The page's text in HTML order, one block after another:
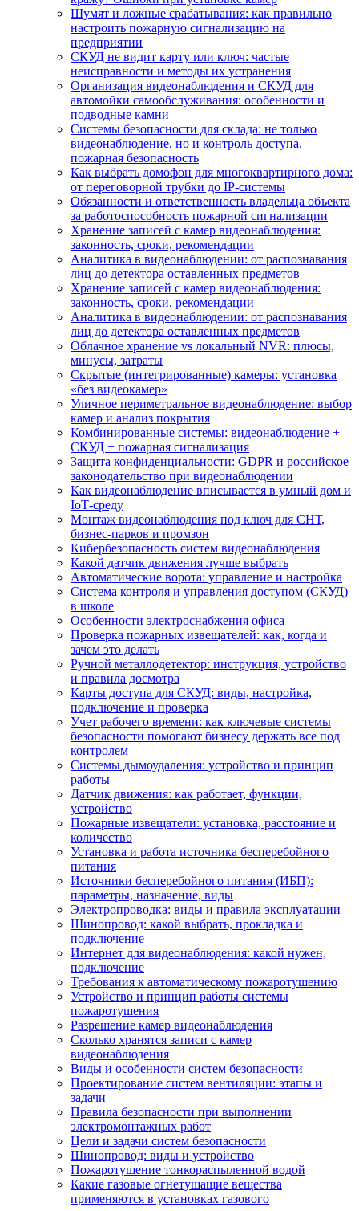
Шумят и ложные срабатывания: как правильно
настроить пожарную сигнализацию на
предприятии
СКУД не видит карту или ключ: частые
неисправности и методы их устранения
Организация видеонаблюдения и СКУД для
автомойки самообслуживания: особенности и
подводные камни
Системы безопасности для склада: не только
видеонаблюдение, но и контроль доступа,
пожарная безопасность
Как выбрать домофон для многоквартирного дома:
от переговорной трубки до IP-системы
Обязанности и ответственность владельца объекта
за работоспособность пожарной сигнализации
Хранение записей с камер видеонаблюдения:
законность, сроки, рекомендации
Аналитика в видеонаблюдении: от распознавания
лиц до детектора оставленных предметов
Хранение записей с камер видеонаблюдения:
законность, сроки, рекомендации
Аналитика в видеонаблюдении: от распознавания
лиц до детектора оставленных предметов
Облачное хранение vs локальный NVR: плюсы,
минусы, затраты
Скрытые (интегрированные) камеры: установка
«без видеокамер»
Уличное периметральное видеонаблюдение: выбор
камер и анализ покрытия
Комбинированные системы: видеонаблюдение +
СКУД + пожарная сигнализация
Защита конфиденциальности: GDPR и российское
законодательство при видеонаблюдении
Как видеонаблюдение вписывается в умный дом и
IoT‑среду
Монтаж видеонаблюдения под ключ для СНТ,
бизнес‑парков и промзон
Кибербезопасность систем видеонаблюдения
Какой датчик движения лучше выбрать
Автоматические ворота: управление и настройка
Система контроля и управления доступом (СКУД)
в школе
Особенности электроснабжения офиса
Проверка пожарных извещателей: как, когда и
зачем это делать
Ручной металлодетектор: инструкция, устройство
и правила досмотра
Карты доступа для СКУД: виды, настройка,
подключение и проверка
Учет рабочего времени: как ключевые системы
безопасности помогают бизнесу держать все под
контролем
Системы дымоудаления: устройство и принцип
работы
Датчик движения: как работает, функции,
устройство
Пожарные извещатели: установка, расстояние и
количество
Установка и работа источника бесперебойного
питания
Источники бесперебойного питания (ИБП):
параметры, назначение, виды
Электропроводка: виды и правила эксплуатации
Шинопровод: какой выбрать, прокладка и
подключение
Интернет для видеонаблюдения: какой нужен,
подключение
Требования к автоматическому пожаротушению
Устройство и принцип работы системы
пожаротушения
Разрешение камер видеонаблюдения
Сколько хранятся записи с камер
видеонаблюдения
Виды и особенности систем безопасности
Проектирование систем вентиляции: этапы и
задачи
Правила безопасности при выполнении
электромонтажных работ
Цели и задачи систем безопасности
Шинопровод: виды и устройство
Пожаротушение тонкораспыленной водой
Какие газовые огнетушащие вещества
применяются в установках газового